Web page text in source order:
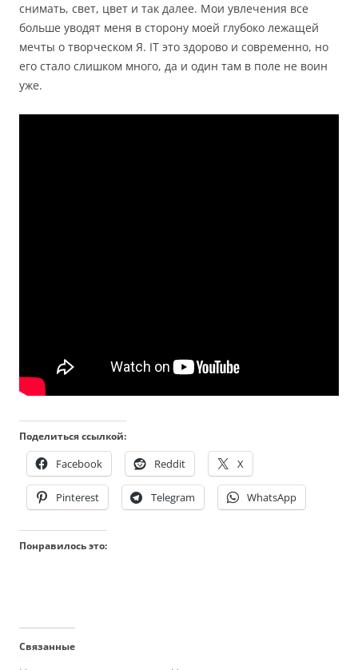
снимать, свет, цвет и так далее. Мои увлечения все
больше уводят меня в сторону моей глубоко лежащей
мечты о творческом Я. IT это здорово и современно, но
его стало слишком много, да и один там в поле не воин
уже.
Поделиться ссылкой:
Facebook Reddit X
Pinterest Telegram WhatsApp
Понравилось это:
Связанные